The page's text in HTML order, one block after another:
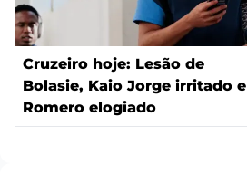
Cruzeiro hoje: Lesão de
Bolasie, Kaio Jorge irritado e
Romero elogiado